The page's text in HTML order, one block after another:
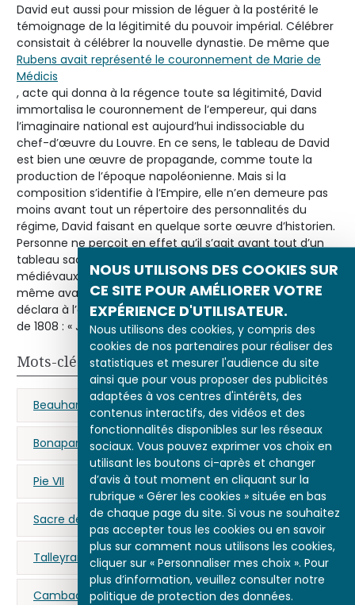
NOUS UTILISONS DES COOKIES SUR
CE SITE POUR AMÉLIORER VOTRE
EXPÉRIENCE D'UTILISATEUR.
Nous utilisons des cookies, y compris des
cookies de nos partenaires pour réaliser des
statistiques et mesurer l'audience du site
ainsi que pour vous proposer des publicités
adaptées à vos centres d'intérêts, des
contenus interactifs, des vidéos et des
fonctionnalités disponibles sur les réseaux
sociaux. Vous pouvez exprimer vos choix en
utilisant les boutons ci-après et changer
d’avis à tout moment en cliquant sur la
rubrique « Gérer les cookies » située en bas
de chaque page du site. Si vous ne souhaitez
pas accepter tous les cookies ou en savoir
plus sur comment nous utilisons les cookies,
cliquer sur « Personnaliser mes choix ». Pour
plus d’information, veuillez consulter notre
politique de protection des données.
David eut aussi pour mission de léguer à la postérité le
témoignage de la légitimité du pouvoir impérial. Célébrer
consistait à célébrer la nouvelle dynastie. De même que
Rubens avait représenté le couronnement de Marie de
Médicis
, acte qui donna à la régence toute sa légitimité, David
immortalisa le couronnement de l’empereur, qui dans
l’imaginaire national est aujourd’hui indissociable du
chef-d’œuvre du Louvre. En ce sens, le tableau de David
est bien une œuvre de propagande, comme toute la
production de l’époque napoléonienne. Mais si la
composition s’identifie à l’Empire, elle n’en demeure pas
moins avant tout un répertoire des personnalités du
régime, David faisant en quelque sorte œuvre d’historien.
Personne ne perçoit en effet qu’il s’agit avant tout d’un
tableau sacré, à l’égal des représentations des souverains
médiévaux peints dans les manuscrits. Napoléon lui-
même avait dû pressentir le tour de force puisqu’il
déclara à l’auteur lors de l’exposition de l’œuvre au Salon
de 1808 : « Je vous salue, David. »
Mots-clés
Beauharnais (Joséphine de)
Bonaparte (Napoléon) Notre-Dame de Paris
Pie VII propagande napoléonienne
Sacre de Napoléon Ier
Talleyrand-Périgord (Charles-Maurice de)
Cambacérès (Jean-Jacques-Régis de)